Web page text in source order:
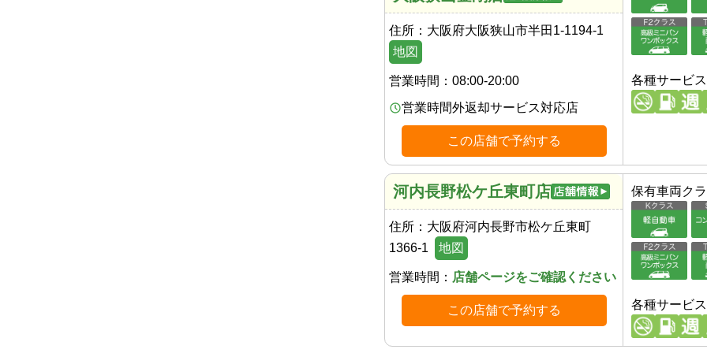
住所： 大阪府大阪狭山市半田1-1194-1
地図
営業時間： 08:00-20:00
営業時間外返却サービス対応店
この店舗で予約する
各種サービス
河内長野松ケ丘東町店
住所： 大阪府河内長野市松ケ丘東町
1366-1
地図
営業時間： 店舗ページをご確認ください
この店舗で予約する
保有車両ク
各種サービス